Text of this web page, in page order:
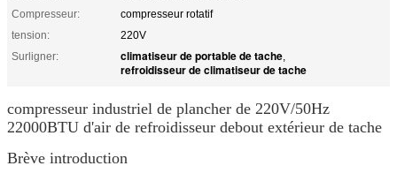
Compresseur:
compresseur rotatif
tension:
220V
Surligner:
climatiseur de portable de tache,
refroidisseur de climatiseur de tache
compresseur industriel de plancher de 220V/50Hz
22000BTU d'air de refroidisseur debout extérieur de tache
Brève introduction